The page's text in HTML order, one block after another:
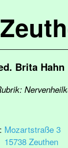
Brita Hahn
Mozartstraße 3
15738 Zeuthen